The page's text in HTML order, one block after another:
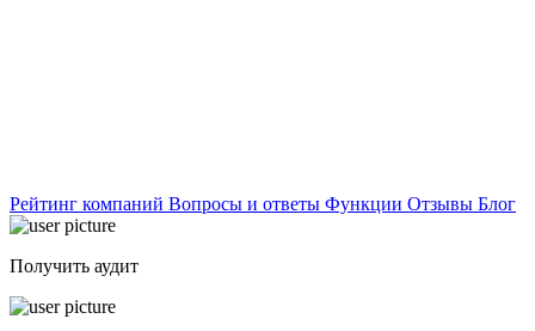
Рейтинг компаний Вопросы и ответы Функции Отзывы Блог
Получить аудит